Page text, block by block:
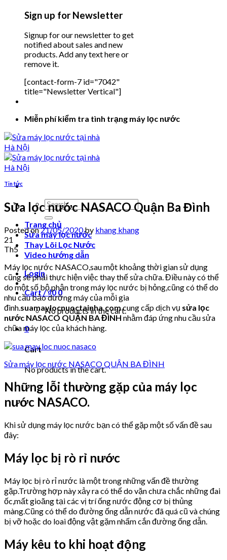
Sign up for Newsletter
Signup for our newsletter to get
notified about sales and new
products. Add any text here or
remove it.
[contact-form-7 id="7042"
title="Newsletter Vertical"]
Miễn phí kiểm tra tình trạng máy lọc nước
Search
for:
Trang chủ
Sửa máy lọc nước
Thay Lõi Lọc Nước
Video hướng dẫn
Login
Cart /₫0 0
No products in the cart.
0
Cart
No products in the cart.
Tin tức
Sửa lọc nước NASACO Quận Ba Đình
Posted on21/05/2020by khang khang
21
Th5
Máy lọc nước NASACO,sau một khoảng thời gian sử dụng
cũng sẽ phải thực hiện việc thay thế sửa chữa. Điều này có thể
do một số bộ phận trong máy lọc nước bị hỏng,cũng có thể do
nhu cầu bảo dưỡng máy của mỗi gia
đình.suamaylocnuoctainha.comcung cấp dịch vụ sửa lọc
nước NASACO QUẬN BA ĐÌNH nhằm đáp ứng nhu cầu sửa
chữa máy lọc của khách hàng.
Sửa máy lọc nước NASACO QUẬN BA ĐÌNH
Những lỗi thường gặp của máy lọc
nước NASACO.
Khi sử dụng máy lọc nước bạn có thể gặp một số vấn đề sau
đây:
Máy lọc bị rò rỉ nước
Máy lọc bị rò rỉ nước là một trong những vấn đề thường
gặp.Trường hợp này xảy ra có thể do vặn chưa chắc những đai
ốc,mất gioăng tại các vị trí ống nước động cơ bị thủng
màng.Cũng có thể do đường ống dẫn nước đã quá cũ và chúng
bị vỡ hoặc do loai động vật gặm nhấm cắn đường ống dẫn.
Máy kêu to khi hoạt động